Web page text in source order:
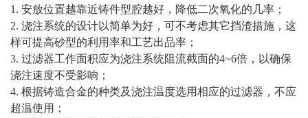
1. 安放位置越靠近铸件型腔越好，降低二次氧化的几率；
2. 浇注系统的设计以简单为好，可不考虑其它挡渣措施，这
样可提高砂型的利用率和工艺出品率；
3. 过滤器工作面积应为浇注系统阻流截面的4~6倍，以确保
浇注速度不受影响；
4. 根据铸造合金的种类及浇注温度选用相应的过滤器，不应
超温使用；